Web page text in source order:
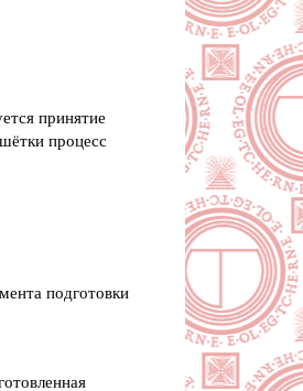
принятие
процесс
подготовки